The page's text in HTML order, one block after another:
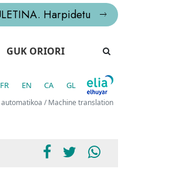
Harpidetu
GUK ORIORI
FR EN CA GL
/ Machine translation